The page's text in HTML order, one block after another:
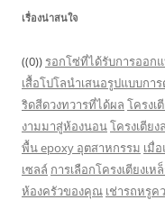
เรื่องน่าสนใจ
((0)) รอกโซ่ที่ได้รับการออก
เสื้อโปโลนำเสนอรูปแบบก
ริดสีดวงทวารที่ได้ผล โครงเ
งามมาสู่ห้องนอนโครงเตีย
พื้น epoxy อุตสาหกรรม เมื่
เซลล์ การเลือกโครงเตียงเ
ห้องครัวของคุณ เช่ารถหรู